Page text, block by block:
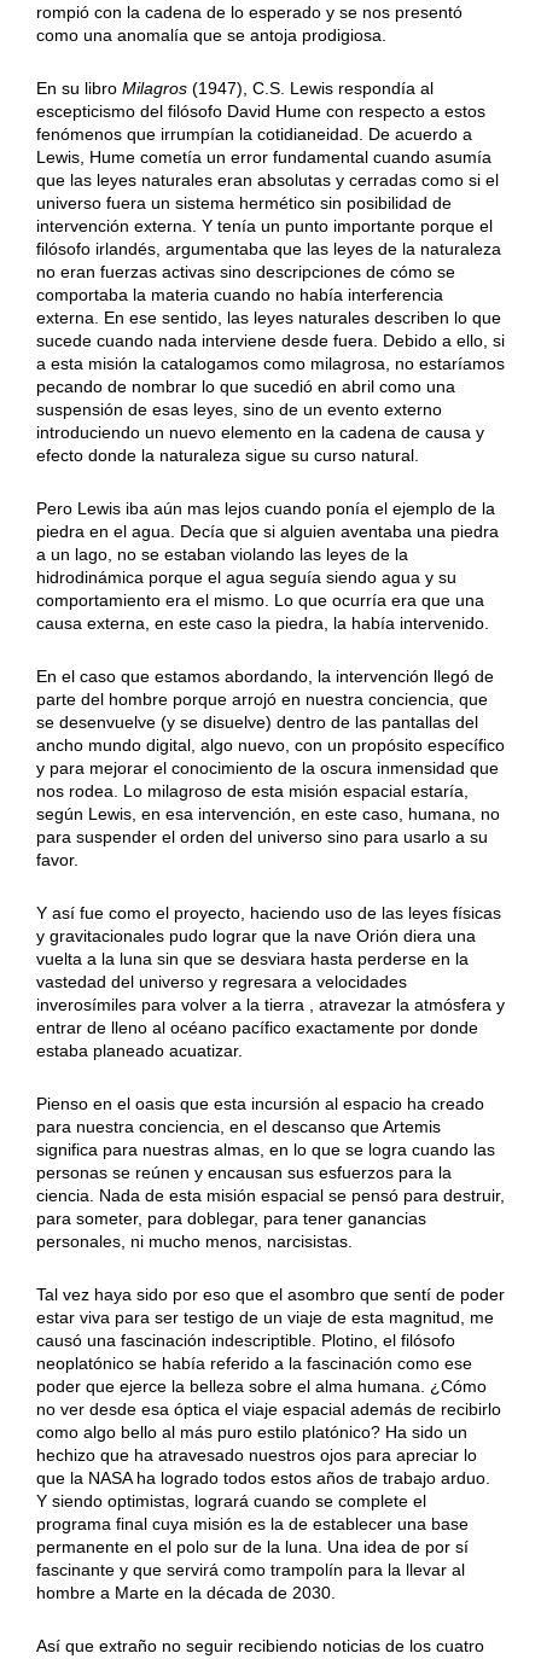
rompió con la cadena de lo esperado y se nos presentó
como una anomalía que se antoja prodigiosa.
En su libro Milagros(1947), C.S. Lewis respondía al
escepticismo del filósofo David Hume con respecto a estos
fenómenos que irrumpían la cotidianeidad. De acuerdo a
Lewis, Hume cometía un error fundamental cuando asumía
que las leyes naturales eran absolutas y cerradas como si el
universo fuera un sistema hermético sin posibilidad de
intervención externa. Y tenía un punto importante porque el
filósofo irlandés, argumentaba que las leyes de la naturaleza
no eran fuerzas activas sino descripciones de cómo se
comportaba la materia cuando no había interferencia
externa. En ese sentido, las leyes naturales describen lo que
sucede cuando nada interviene desde fuera. Debido a ello, si
a esta misión la catalogamos como milagrosa, no estaríamos
pecando de nombrar lo que sucedió en abril como una
suspensión de esas leyes, sino de un evento externo
introduciendo un nuevo elemento en la cadena de causa y
efecto donde la naturaleza sigue su curso natural.
Pero Lewis iba aún mas lejos cuando ponía el ejemplo de la
piedra en el agua. Decía que si alguien aventaba una piedra
a un lago, no se estaban violando las leyes de la
hidrodinámica porque el agua seguía siendo agua y su
comportamiento era el mismo. Lo que ocurría era que una
causa externa, en este caso la piedra, la había intervenido.
En el caso que estamos abordando, la intervención llegó de
parte del hombre porque arrojó en nuestra conciencia, que
se desenvuelve (y se disuelve) dentro de las pantallas del
ancho mundo digital, algo nuevo, con un propósito específico
y para mejorar el conocimiento de la oscura inmensidad que
nos rodea. Lo milagroso de esta misión espacial estaría,
según Lewis, en esa intervención, en este caso, humana, no
para suspender el orden del universo sino para usarlo a su
favor.
Y así fue como el proyecto, haciendo uso de las leyes físicas
y gravitacionales pudo lograr que la nave Orión diera una
vuelta a la luna sin que se desviara hasta perderse en la
vastedad del universo y regresara a velocidades
inverosímiles para volver a la tierra , atravezar la atmósfera y
entrar de lleno al océano pacífico exactamente por donde
estaba planeado acuatizar.
Pienso en el oasis que esta incursión al espacio ha creado
para nuestra conciencia, en el descanso que Artemis
significa para nuestras almas, en lo que se logra cuando las
personas se reúnen y encausan sus esfuerzos para la
ciencia. Nada de esta misión espacial se pensó para destruir,
para someter, para doblegar, para tener ganancias
personales, ni mucho menos, narcisistas.
Tal vez haya sido por eso que el asombro que sentí de poder
estar viva para ser testigo de un viaje de esta magnitud, me
causó una fascinación indescriptible. Plotino, el filósofo
neoplatónico se había referido a la fascinación como ese
poder que ejerce la belleza sobre el alma humana. ¿Cómo
no ver desde esa óptica el viaje espacial además de recibirlo
como algo bello al más puro estilo platónico? Ha sido un
hechizo que ha atravesado nuestros ojos para apreciar lo
que la NASA ha logrado todos estos años de trabajo arduo.
Y siendo optimistas, logrará cuando se complete el
programa final cuya misión es la de establecer una base
permanente en el polo sur de la luna. Una idea de por sí
fascinante y que servirá como trampolín para la llevar al
hombre a Marte en la década de 2030.
Así que extraño no seguir recibiendo noticias de los cuatro